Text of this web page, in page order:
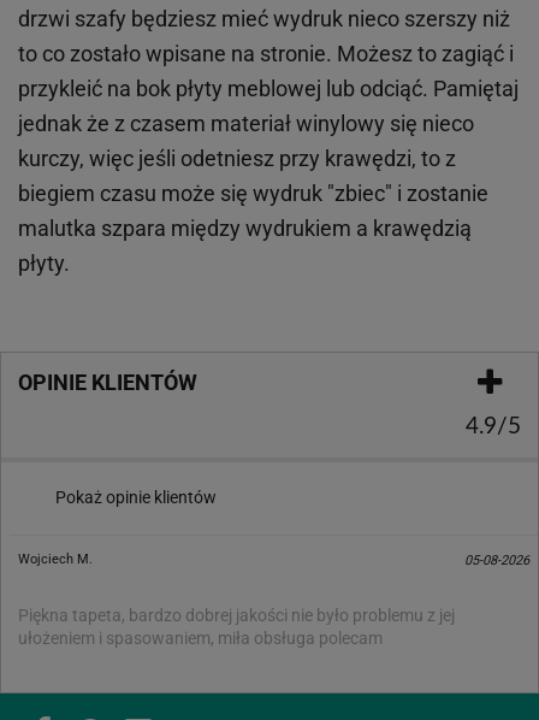
drzwi szafy będziesz mieć wydruk nieco szerszy niż
to co zostało wpisane na stronie. Możesz to zagiąć i
przykleić na bok płyty meblowej lub odciąć. Pamiętaj
jednak że z czasem materiał winylowy się nieco
kurczy, więc jeśli odetniesz przy krawędzi, to z
biegiem czasu może się wydruk "zbiec" i zostanie
malutka szpara między wydrukiem a krawędzią
płyty.
OPINIE KLIENTÓW
4.9/5
Pokaż opinie klientów
Wojciech M. 05-08-2026
Piękna tapeta, bardzo dobrej jakości nie było problemu z jej
ułożeniem i spasowaniem, miła obsługa polecam